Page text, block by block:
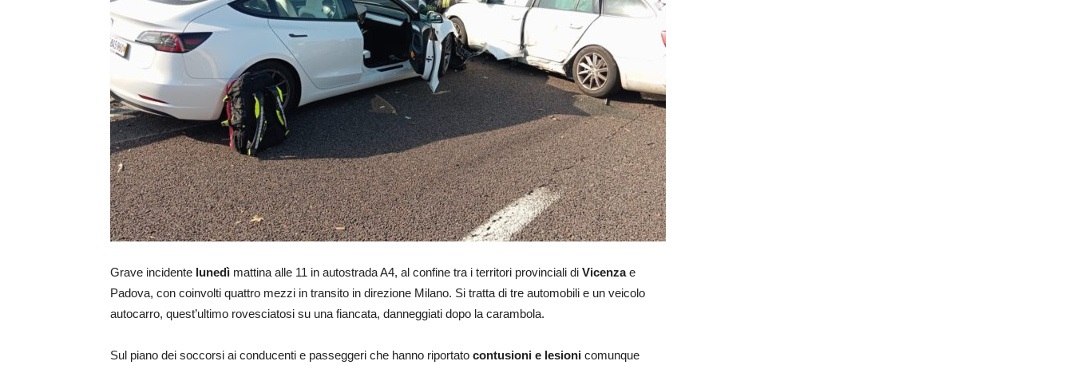
Grave incidente lunedì mattina alle 11 in autostrada A4, al confine tra i territori provinciali di Vicenzae
Padova, con coinvolti quattro mezzi in transito in direzione Milano. Si tratta di tre automobili e un veicolo
autocarro, quest’ultimo rovesciatosi su una fiancata, danneggiati dopo la carambola.
Sul piano dei soccorsi ai conducenti e passeggeri che hanno riportato contusioni e lesioni comunque